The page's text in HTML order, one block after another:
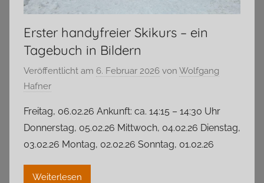
Erster handyfreier Skikurs – ein
Tagebuch in Bildern
Veröffentlicht am 6. Februar 2026 von Wolfgang
Hafner
Freitag, 06.02.26 Ankunft: ca. 14:15 – 14:30 Uhr
Donnerstag, 05.02.26 Mittwoch, 04.02.26 Dienstag,
03.02.26 Montag, 02.02.26 Sonntag, 01.02.26
Weiterlesen